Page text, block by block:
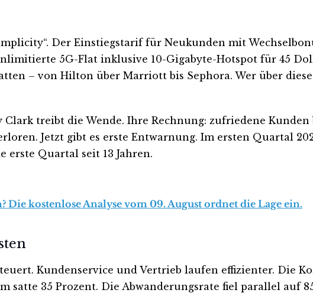
Der Einstiegstarif für Neukunden mit
5G-Flat inklusive 10-Gigabyte-Hotspot für 45
– von Hilton über Marriott bis Sephora. Wer über
Clark treibt die Wende. Ihre Rechnung: zufriedene
Jetzt gibt es erste Entwarnung. Im ersten Quartal
erste Quartal seit 13 Jahren.
Die kostenlose Analyse vom 09. August ordnet die Lage ein.
Kundenservice und Vertrieb laufen effizienter. Die
satte 35 Prozent. Die Abwanderungsrate fiel parallel auf